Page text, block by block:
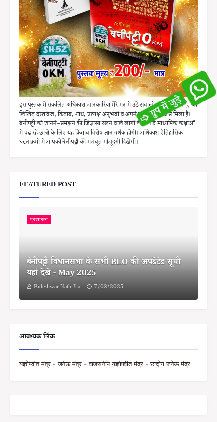
इस पुस्तक में संकलित अधिकांश जानकारियां मेरे मन में उठे सवालों का वह जवाब है, जो
लिखित दस्तावेज, किताब, शोध, प्रत्यक्ष अनुभवों व अपने समाज के बीच से मिला है।
बेनीपट्टी को जानने–समझने की जिज्ञासा रखने वाले लोगों के अलावे माध्यमिक कक्षाओं
में पढ़ रहे छात्रों के लिए यह किताब विशेष ज्ञान वर्धक होगी। अधिकांश ऐतिहासिक
घटनाक्रमों में आपको बेनीपट्टी की मजबूत मौजूदगी दिखेगी।
FEATURED POST
प्रशासन
बेनीपट्टी विधानसभा के सभी BLO की अपडेटेड सूची
यहां देखें - May 2025
Bideshwar Nath Jha 7/03/2025
आवश्यक लिंक
यज्ञोपवीत मंत्र - जनेऊ मंत्र - वाजसनेयि यज्ञोपवीत मंत्र - छन्दोग जनेऊ मंत्र